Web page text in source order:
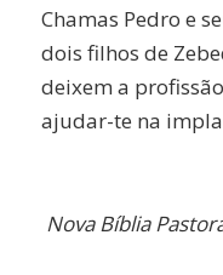
Chamas Pedro e
dois filhos de
deixem a
ajudar-te na
Nova Bíblia